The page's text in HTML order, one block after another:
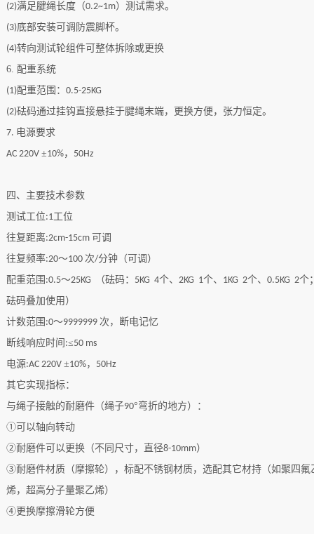
(2)满足腱绳长度（0.2~1m）测试需求。
(3)底部安装可调防震脚杯。
(4)转向测试轮组件可整体拆除或更换
6. 配重系统
(1)配重范围： 0.5-25KG
(2)砝码通过挂钩直接悬挂于腱绳末端，更换方便，张力恒定。
7. 电源要求
AC 220V ±10%， 50Hz
四、主要技术参数
测试工位:1工位
往复距离:2cm-15cm 可调
往复频率:20～100 次/分钟（可调）
配重范围 :0.5～25KG （砝码： 5KG 4个、 2KG 1个、 1KG 2个、 0.5KG 2个
砝码叠加使用）
计数范围 :0～9999999 次，断电记忆
断线响应时间 :≤50 ms
电源:AC 220V ±10%， 50Hz
其它实现指标：
与绳子接触的耐磨件（绳子90°弯折的地方）：
①可以轴向转动
②耐磨件可以更换（不同尺寸，直径8-10mm）
③耐磨件材质（摩擦轮），标配不锈钢材质，选配其它材持（如聚四氟
烯，超高分子量聚乙烯）
④更换摩擦滑轮方便